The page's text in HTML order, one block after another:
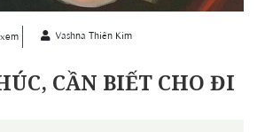
Vashna Thiên Kim
CẦN BIẾT CHO ĐI